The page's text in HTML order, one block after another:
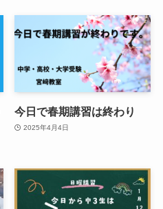
今日で春期講習は終わり
2025年4月4日